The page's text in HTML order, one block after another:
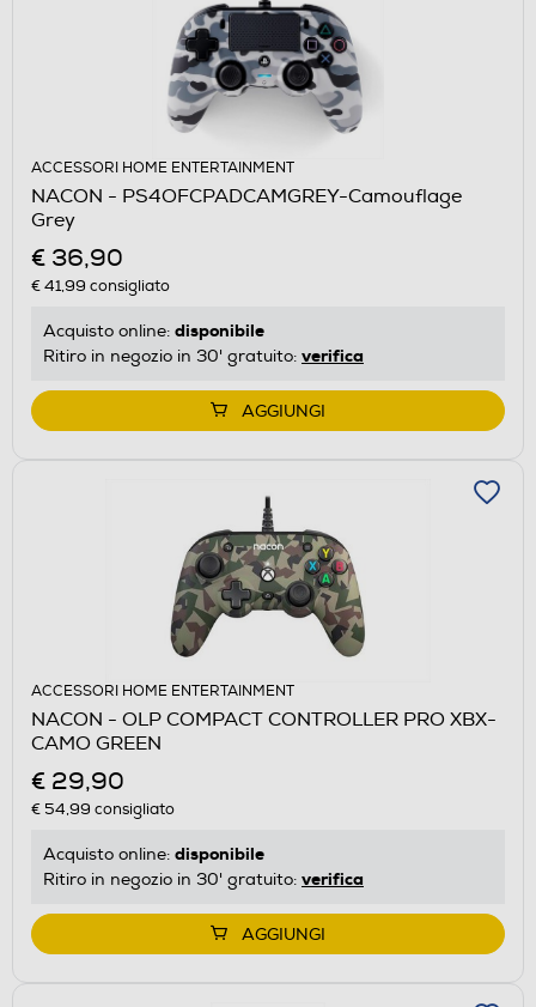
ACCESSORI HOME ENTERTAINMENT
NACON - PS4OFCPADCAMGREY-Camouflage
Grey
€ 36,90
€ 41,99 consigliato
Acquisto online: disponibile
Ritiro in negozio in 30' gratuito: verifica
AGGIUNGI
ACCESSORI HOME ENTERTAINMENT
NACON - OLP COMPACT CONTROLLER PRO XBX-
CAMO GREEN
€ 29,90
€ 54,99 consigliato
Acquisto online: disponibile
Ritiro in negozio in 30' gratuito: verifica
AGGIUNGI